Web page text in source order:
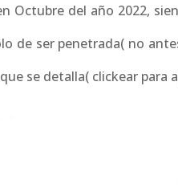
Octubre del año 2022,
de ser penetrada( no
se detalla( clickear para